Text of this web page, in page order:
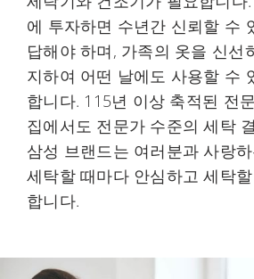
에 투자하면 수년간 신뢰할 수
답해야 하며, 가족의 옷을 신선
지하여 어떤 날에도 사용할 수
합니다. 115년 이상 축적된 전
집에서도 전문가 수준의 세탁
삼성 브랜드는 여러분과 사랑
세탁할 때마다 안심하고 세탁
합니다.